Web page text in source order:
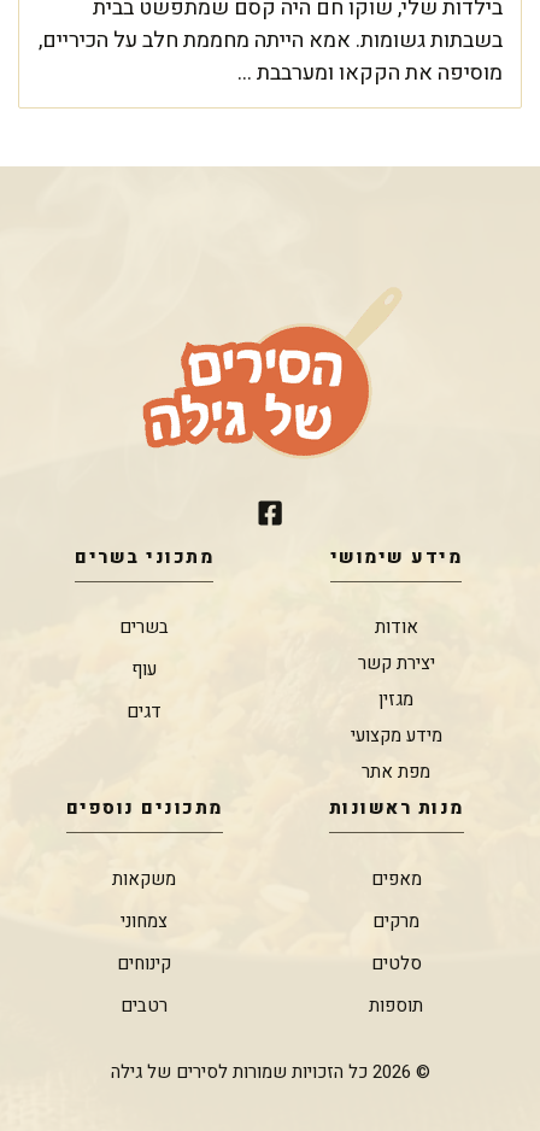
בילדות שלי, שוקו חם היה קסם שמתפשט בבית
בשבתות גשומות. אמא הייתה מחממת חלב על הכיריים,
מוסיפה את הקקאו ומערבבת ...
מידע שימושי
אודות
יצירת קשר
מגזין
מידע מקצועי
מפת אתר
מתכוני בשרים
בשרים
עוף
דגים
מנות ראשונות
מאפים
מרקים
סלטים
תוספות
מתכונים נוספים
משקאות
צמחוני
קינוחים
רטבים
© 2026 כל הזכויות שמורות לסירים של גילה